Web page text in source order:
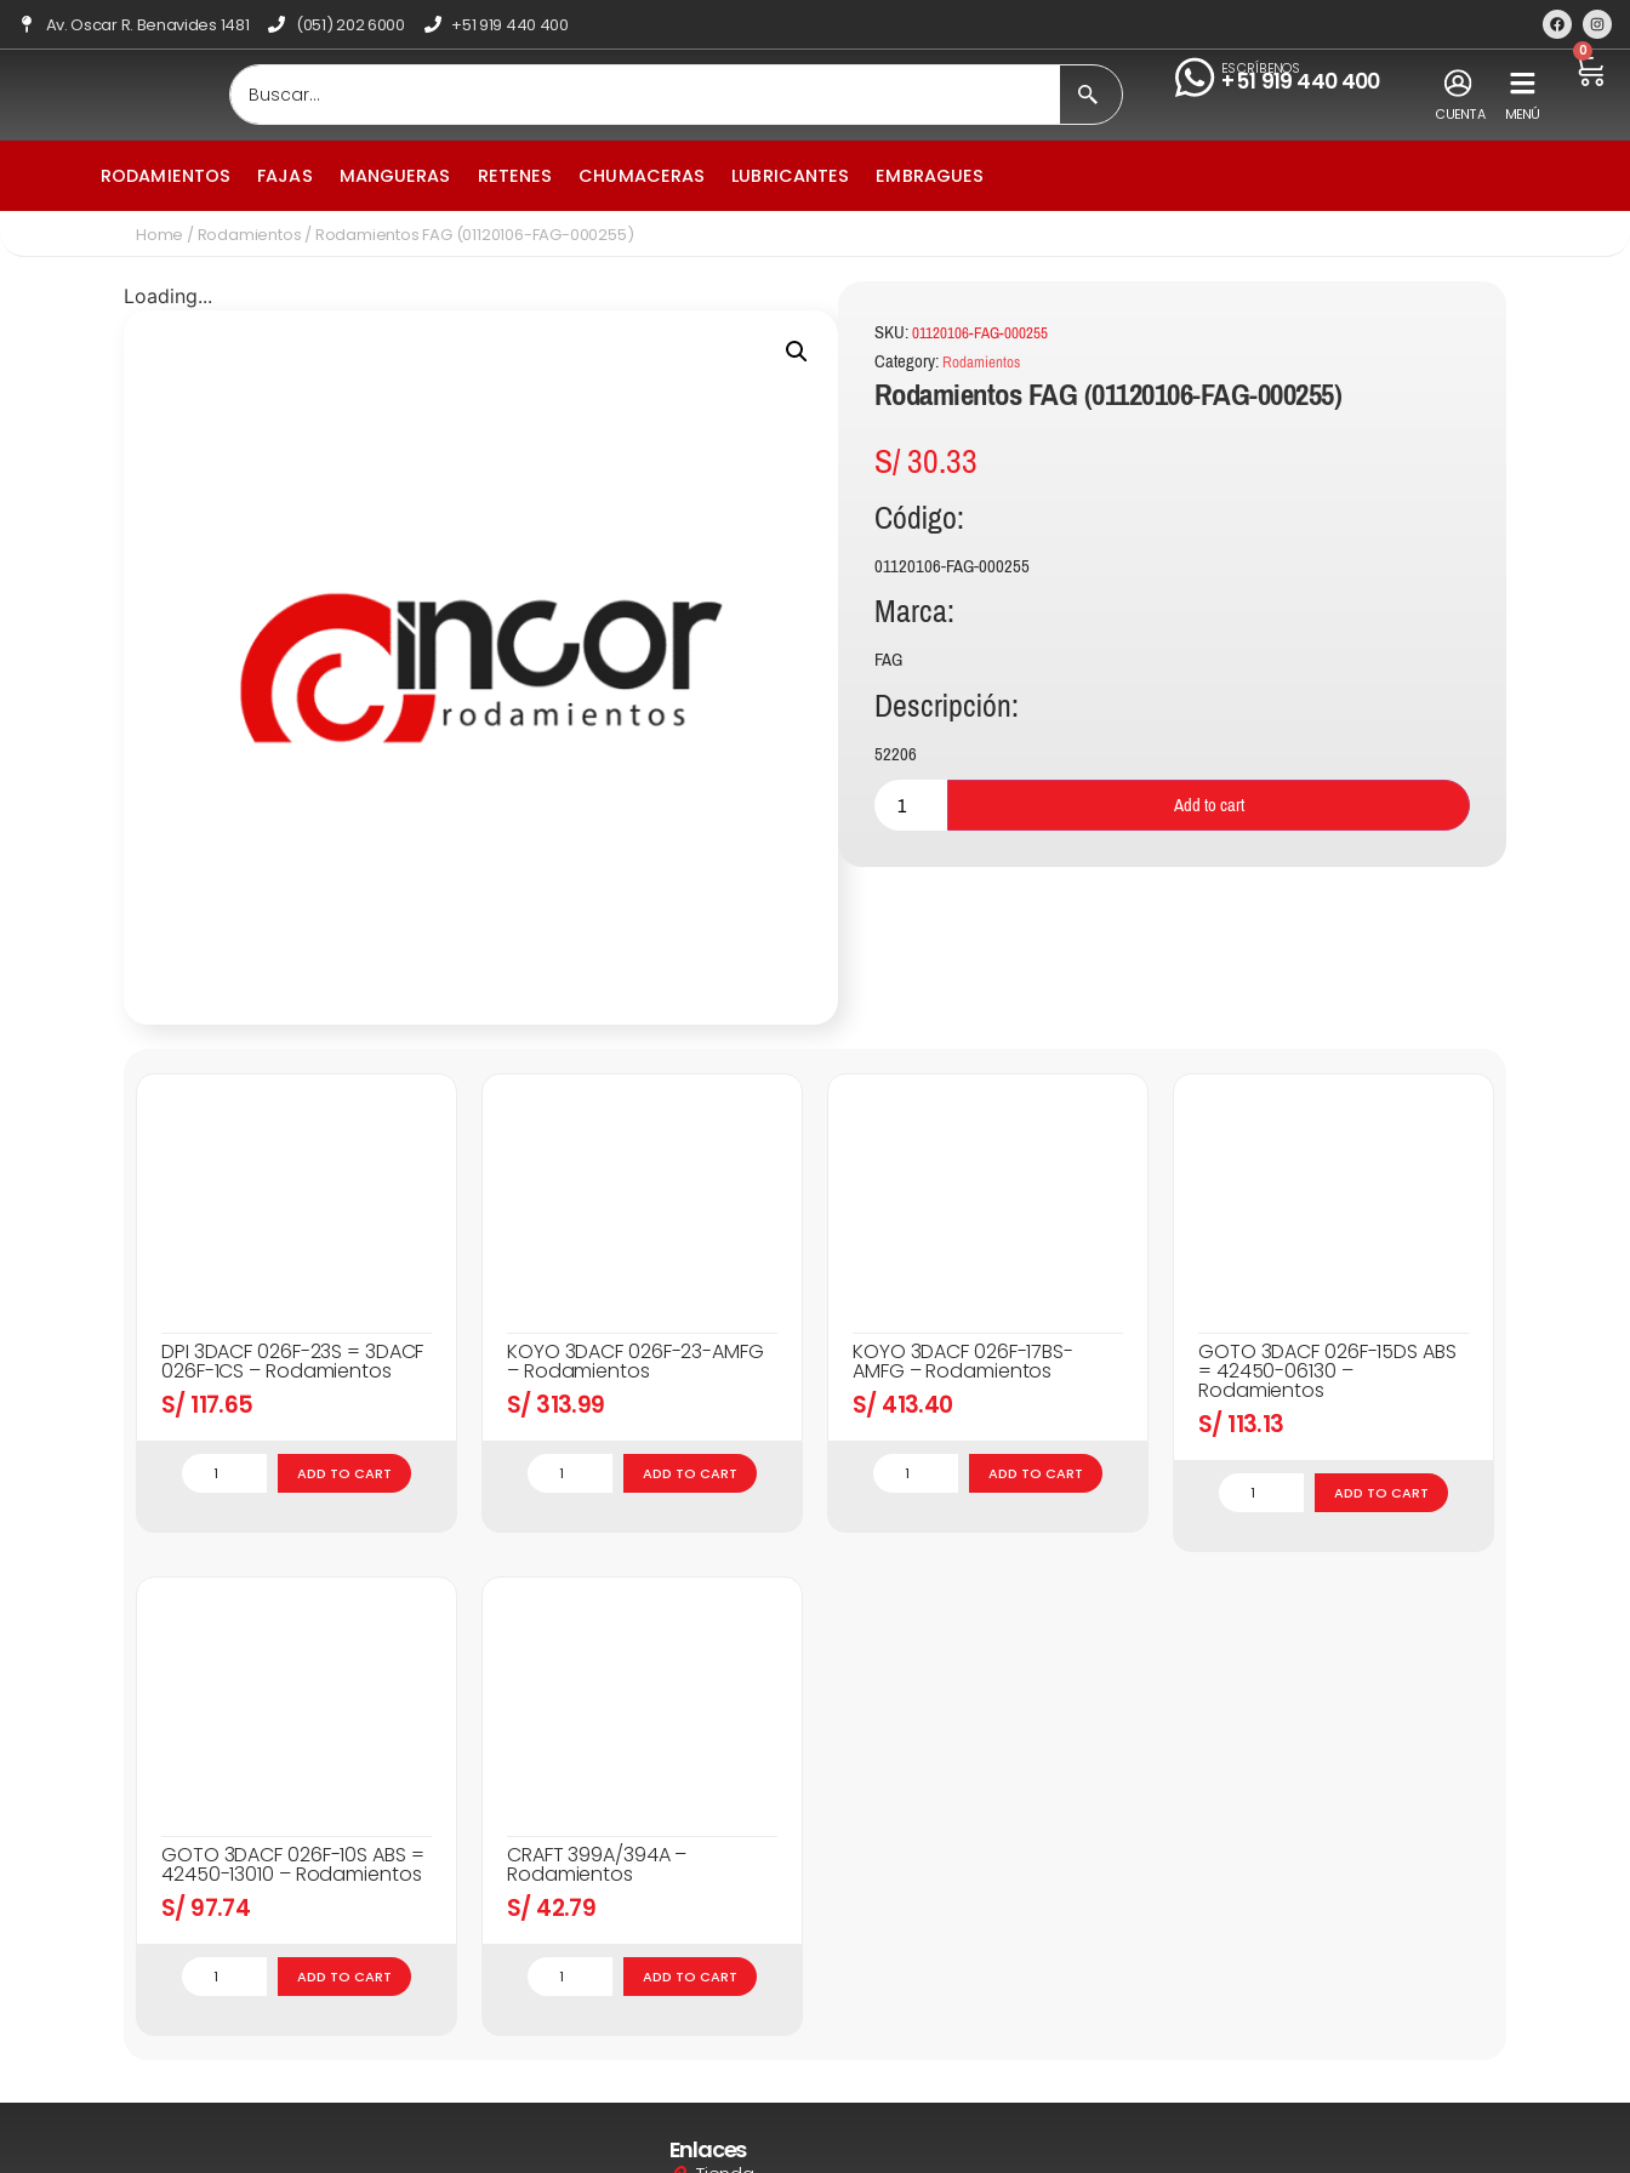
Av. Oscar R. Benavides 1481 (051) 202 6000 +51 919 440 400
ESCRÍBENOS
+51 919 440 400
CUENTA MENÚ
0
RODAMIENTOS FAJAS MANGUERAS RETENES CHUMACERAS LUBRICANTES EMBRAGUES
Home / Rodamientos / Rodamientos FAG (01120106-FAG-000255)
Loading...
SKU:01120106-FAG-000255
Category: Rodamientos
Rodamientos FAG (01120106-FAG-000255)
S/30.33
Código:
01120106-FAG-000255
Marca:
FAG
Descripción:
52206
Add to cart
DPI 3DACF 026F-23S = 3DACF
026F-1CS – Rodamientos
S/ 117.65
ADD TO CART
KOYO 3DACF 026F-23-AMFG
– Rodamientos
S/ 313.99
ADD TO CART
KOYO 3DACF 026F-17BS-
AMFG – Rodamientos
S/ 413.40
ADD TO CART
GOTO 3DACF 026F-15DS ABS
= 42450-06130 –
Rodamientos
S/ 113.13
ADD TO CART
GOTO 3DACF 026F-10S ABS =
42450-13010 – Rodamientos
S/ 97.74
ADD TO CART
CRAFT 399A/394A –
Rodamientos
S/ 42.79
ADD TO CART
Enlaces